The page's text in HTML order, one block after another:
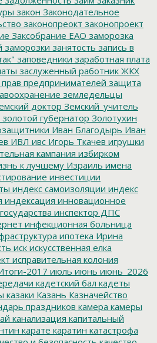
закон Законодательное
законопреокт законопроект
Заксобрание ЕАО заморозка
заморозки занятость запись в
заповедники заработная плата
заслуженный работник ЖКХ
предпринимателей защита
земледельцы
доктор Земский_учитель
золотой губернатор Золотухин
Иван Благодырь Иван
ИВЛ ивс Игорь Ткачев игрушки
кампания избирком
к лучшему Израиль имена
инвестиции
индекс самоизоляции индекс
индексация инновационное
инспектор ДПС
инфекционная больница
ипотека Ирина
иск искусственная елка
исправительная колония
2017 июль июнь июнь_2026
кадетский бал кадеты
казаки Казань Казначейство
праздников камера камеры
канализация капитальный
карате каратин катастрофа